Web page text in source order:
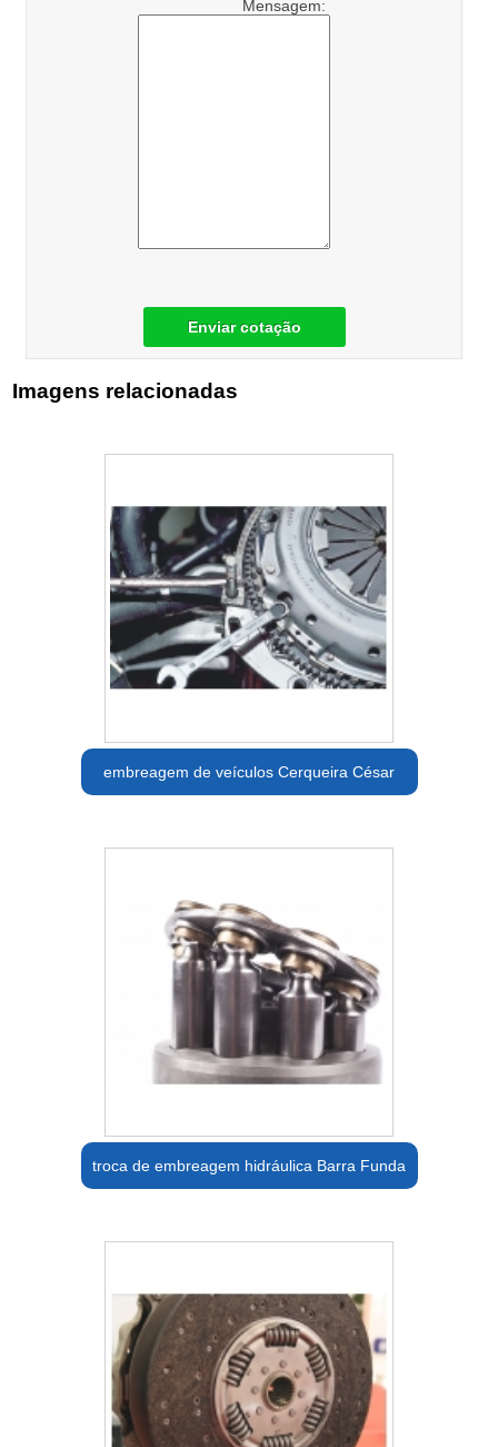
Mensagem:
Enviar cotação
Imagens relacionadas
embreagem de veículos Cerqueira César
troca de embreagem hidráulica Barra Funda